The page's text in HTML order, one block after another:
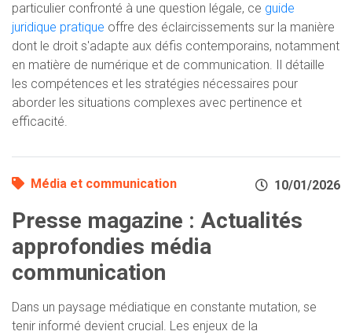
particulier confronté à une question légale, ce guide
juridique pratique offre des éclaircissements sur la manière
dont le droit s'adapte aux défis contemporains, notamment
en matière de numérique et de communication. Il détaille
les compétences et les stratégies nécessaires pour
aborder les situations complexes avec pertinence et
efficacité.
Média et communication 10/01/2026
Presse magazine : Actualités
approfondies média
communication
Dans un paysage médiatique en constante mutation, se
tenir informé devient crucial. Les enjeux de la